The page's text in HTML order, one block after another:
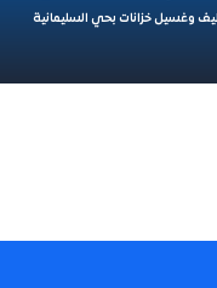
وغسيل خزانات بحي السليمانية